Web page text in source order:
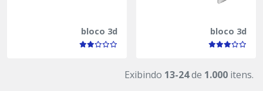
bloco 3d bloco 3d
Exibindo 13-24de 1.000 itens.